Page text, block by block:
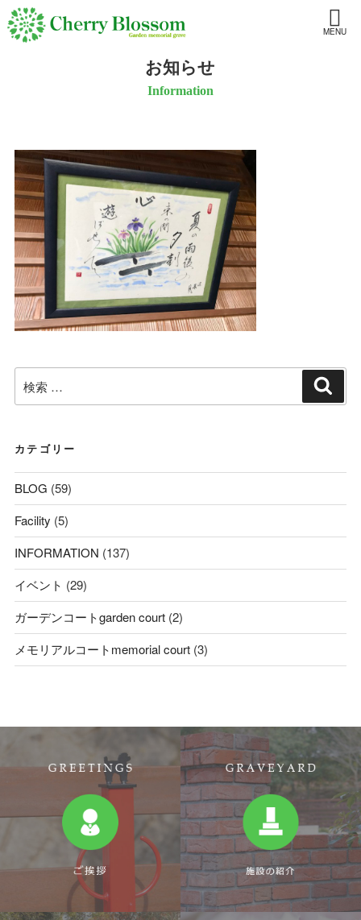
MENU
お知らせ
Information
検
索:
カテゴリー
BLOG (59)
Facility (5)
INFORMATION (137)
イベント (29)
ガーデンコートgarden court(2)
メモリアルコートmemorial court(3)